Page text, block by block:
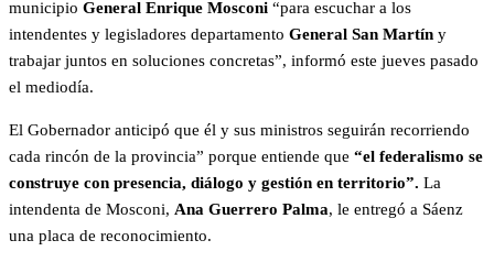
municipio General Enrique Mosconi “para escuchar a los
intendentes y legisladores departamento General San Martín y
trabajar juntos en soluciones concretas”, informó este jueves pasado
el mediodía.
El Gobernador anticipó que él y sus ministros seguirán recorriendo
cada rincón de la provincia” porque entiende que “el federalismo se
construye con presencia, diálogo y gestión en territorio”. La
intendenta de Mosconi, Ana Guerrero Palma, le entregó a Sáenz
una placa de reconocimiento.